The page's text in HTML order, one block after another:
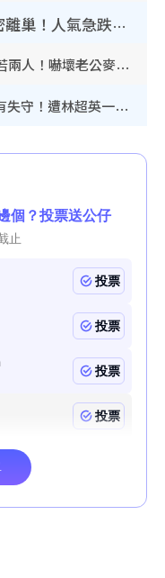
30歲男藝人低調宣布已秘密離巢！人氣急跌變失蹤人口︰「這幾年過得並不容易」
簡淑兒染金毛剪短頭髮氣質判若兩人！嚇壞老公麥大力都認唔出：「你做咩事？」
TVB新聞主播陳嘉欣鏡頭前罕有失守！遭林超英一句說話突襲嚇親當場大笑